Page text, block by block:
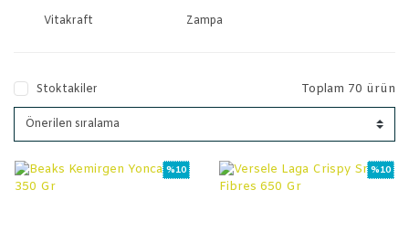
Vitakraft Zampa
Stoktakiler Toplam 70 ürün
%10 %10